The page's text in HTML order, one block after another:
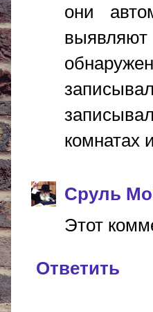
они
комнатах
Сруль
Этот
Ответить